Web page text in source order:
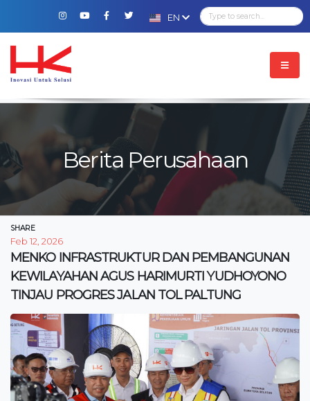
EN
Berita Perusahaan
SHARE
Feb 12, 2026
MENKO INFRASTRUKTUR DAN PEMBANGUNAN
KEWILAYAHAN AGUS HARIMURTI YUDHOYONO
TINJAU PROGRES JALAN TOL PALTUNG